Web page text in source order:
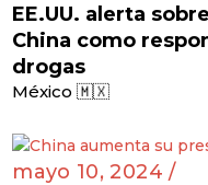
EE.UU. alerta
China como
drogas
México 🇲🇽
mayo 10, 2024 /